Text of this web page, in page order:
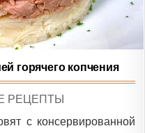
горячего копчения
РЕЦЕПТЫ
с консервированной